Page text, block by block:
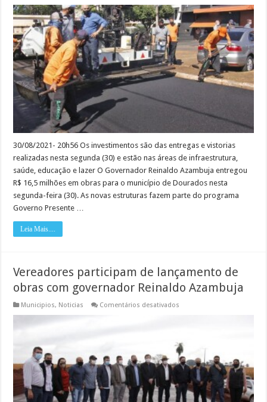
Reinaldo
Azambuja
entrega
R$
16,5
milhões
em
obras
em
Dourados
30/08/2021- 20h56 Os investimentos são das entregas e vistorias
realizadas nesta segunda (30) e estão nas áreas de infraestrutura,
saúde, educação e lazer O Governador Reinaldo Azambuja entregou
R$ 16,5 milhões em obras para o município de Dourados nesta
segunda-feira (30). As novas estruturas fazem parte do programa
Governo Presente …
Leia Mais....
Vereadores participam de lançamento de
obras com governador Reinaldo Azambuja
Municipios, Noticias Comentários desativados
de
obras
com
governador
Reinaldo
Azambuja